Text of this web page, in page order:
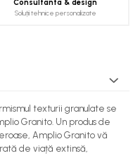
Consultanta & design
Soluții tehnice personalizate
texturii granulate se
Granito. Un produs de
Amplio Granito vă
de viață extinsă,